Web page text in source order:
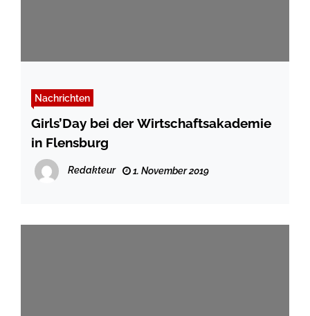
Nachrichten
Girls’Day bei der Wirtschaftsakademie
in Flensburg
Redakteur 1. November 2019